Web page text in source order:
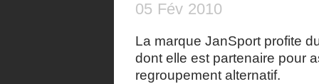
05 Fév 2010
La marque JanSport profite
dont elle est partenaire pour
regroupement alternatif.